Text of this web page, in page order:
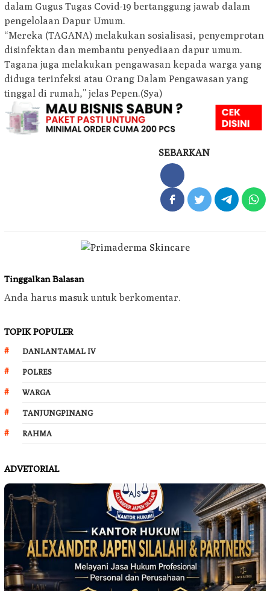
dalam Gugus Tugas Covid-19 bertanggung jawab dalam
pengelolaan Dapur Umum.
“Mereka (TAGANA) melakukan sosialisasi, penyemprotan
disinfektan dan membantu penyediaan dapur umum.
Tagana juga melakukan pengawasan kepada warga yang
diduga terinfeksi atau Orang Dalam Pengawasan yang
tinggal di rumah,” jelas Pepen.(Sya)
SEBARKAN
Tinggalkan Balasan
Anda harus masuk untuk berkomentar.
TOPIK POPULER
DANLANTAMAL IV
POLRES
WARGA
TANJUNGPINANG
RAHMA
ADVETORIAL